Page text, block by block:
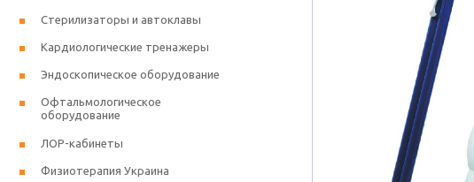
Стерилизаторы и автоклавы
Кардиологические тренажеры
Эндоскопическое оборудование
Офтальмологическое
оборудование
ЛОР-кабинеты
Физиотерапия Украина